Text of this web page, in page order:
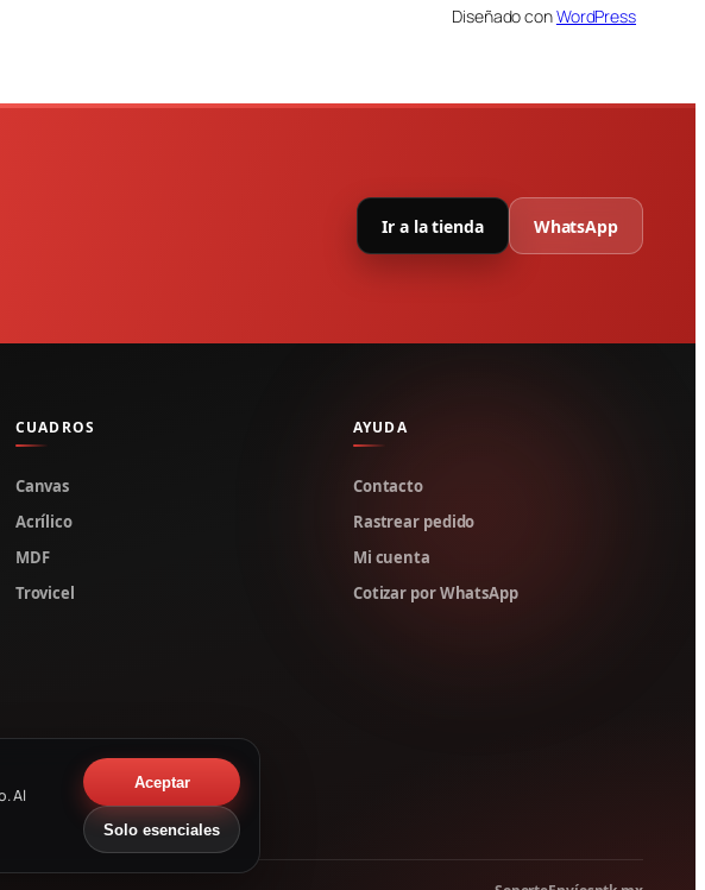
Al
Aceptar
Solo esenciales
Diseñado conWordPress
Ir a la tienda WhatsApp
CUADROS
Canvas
Acrílico
MDF
Trovicel
AYUDA
Contacto
Rastrear pedido
Mi cuenta
Cotizar por WhatsApp